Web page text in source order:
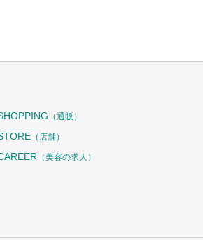
（通販）
（店舗）
（美容の求人）